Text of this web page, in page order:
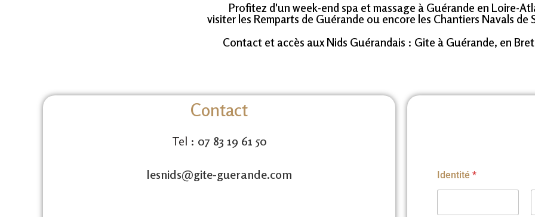
Profitez d'un week-end spa et massage à Guérande en Loire-
visiter les Remparts de Guérande ou encore les Chantiers Navals de
Contact et accès aux Nids Guérandais : Gite à Guérande, en
Contact
Tel : 07 83 19 61 50
lesnids@gite-guerande.com Identité *